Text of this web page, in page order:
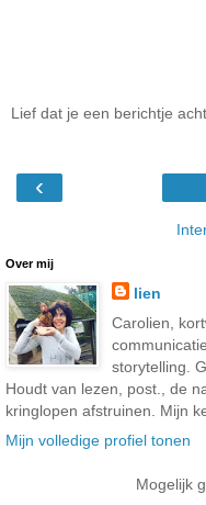
Lief dat je een berichtje
‹
Over mij
lien
Carolien,
storytelling.
Houdt van lezen, post., de
kringlopen afstruinen. Mijn
Mijn volledige profiel tonen
Mogelijk